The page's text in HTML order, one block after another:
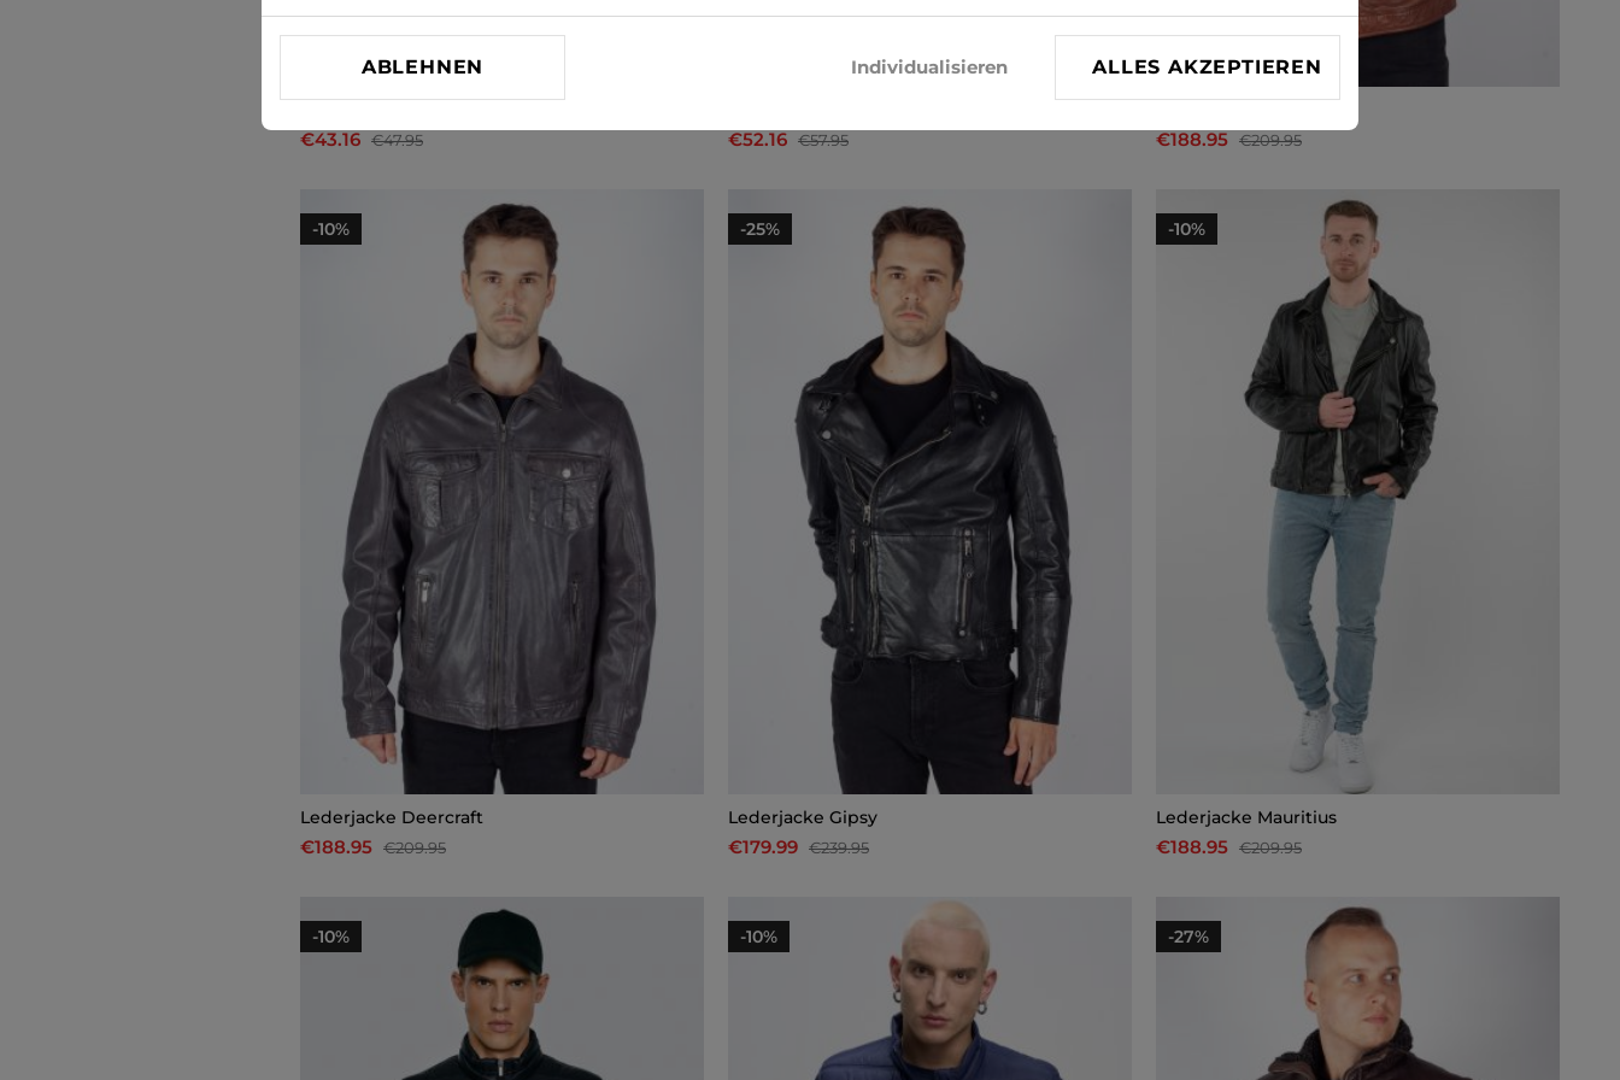
€43.16 €47.95
€52.16 €57.95
€188.95 €209.95
-10%
Lederjacke Deercraft
€188.95 €209.95
-25%
Lederjacke Gipsy
€179.99 €239.95
-10%
Lederjacke Mauritius
€188.95 €209.95
-10% -10% -27%
ABLEHNEN Individualisieren ALLES AKZEPTIEREN